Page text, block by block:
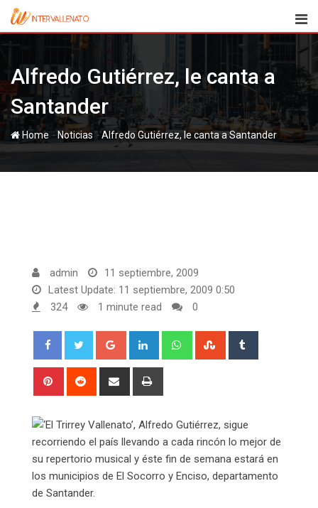
Skip
content
Alfredo Gutiérrez, le canta a
Santander
Home -Noticias -Alfredo Gutiérrez, le canta a Santander
admin
11 septiembre, 2009
Latest Update: 11 septiembre, 2009 0:50
324
1 minute read 0
Google+ LinkedIn WhatsappStumbleUpon
Pinterest Reddit
Share
‘El Trirrey Vallenato’, Alfredo Gutiérrez, sigue
recorriendo el país llevando a cada rincón lo mejor de
su repertorio musical y éste fin de semana estará en
los municipios de El Socorro y Enciso, departamento
de Santander.